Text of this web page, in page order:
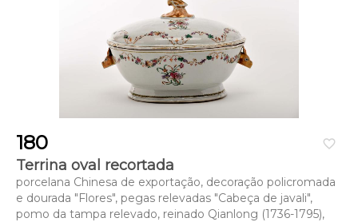
favorite_border
180
Terrina oval recortada
porcelana Chinesa de exportação, decoração policromada
e dourada "Flores", pegas relevadas "Cabeça de javali",
pomo da tampa relevado, reinado Qianlong (1736-1795),